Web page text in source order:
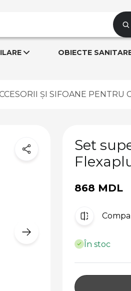
OBIECTE
ȘI SIFOANE PENTRU
Set
868 MDL
În stoc